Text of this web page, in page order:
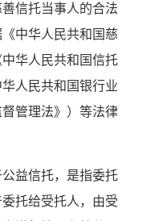
政策法规
信托当事人的合法
中华人民共和国慈
华人民共和国信托
人民共和国银行业
管理法》）等法律
益信托，是指委托
托给受托人，由受